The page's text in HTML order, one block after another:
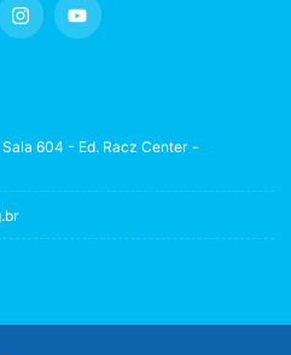
604 - Ed. Racz Center -